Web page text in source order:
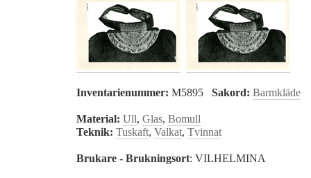
Inventarienummer: M5895 Sakord: Barmkläde
Material: Ull, Glas, Bomull
Teknik: Tuskaft, Valkat, Tvinnat
Brukare - Brukningsort: VILHELMINA